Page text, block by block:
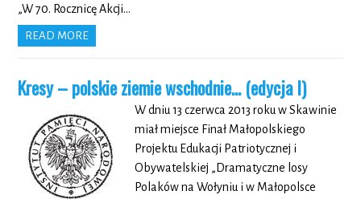
„W 70. Rocznicę Akcji…
READ MORE
Kresy – polskie ziemie wschodnie… (edycja I)
W dniu 13 czerwca 2013 roku w Skawinie
miał miejsce Finał Małopolskiego
Projektu Edukacji Patriotycznej i
Obywatelskiej „Dramatyczne losy
Polaków na Wołyniu i w Małopolsce